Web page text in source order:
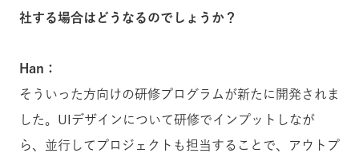
社する場合はどうなるのでしょうか？
Han：
そういった方向けの研修プログラムが新たに開発されま
した。UIデザインについて研修でインプットしなが
ら、並行してプロジェクトも担当することで、アウトプ